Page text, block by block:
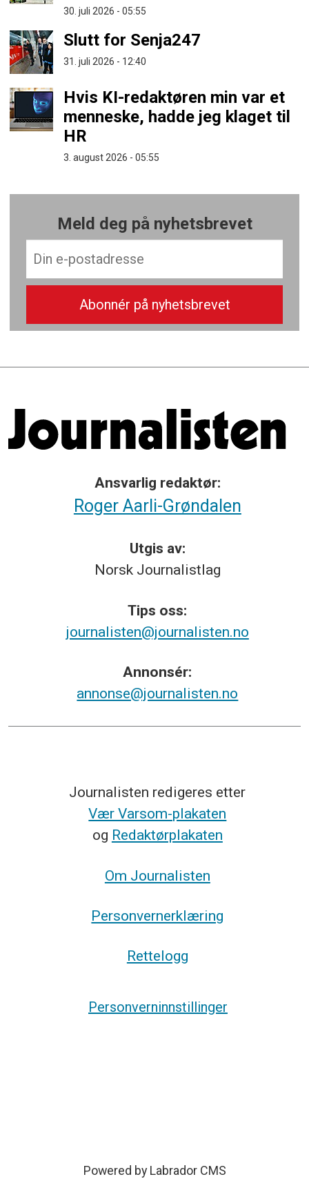
30. juli 2026 - 05:55
Slutt for Senja247
31. juli 2026 - 12:40
Hvis KI-redaktøren min var et
menneske, hadde jeg klaget til
HR
3. august 2026 - 05:55
Meld deg på nyhetsbrevet
Ansvarlig redaktør:
Roger Aarli-Grøndalen
Utgis av:
Norsk Journalistlag
Tips oss:
journalisten@journalisten.no
Annonsér:
annonse@journalisten.no
Journalisten redigeres etter
Vær Varsom-plakaten
og Redaktørplakaten
Om Journalisten
Personvernerklæring
Rettelogg
Personverninnstillinger
Powered by Labrador CMS